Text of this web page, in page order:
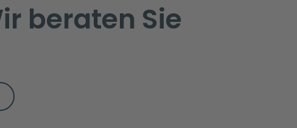
beraten Sie